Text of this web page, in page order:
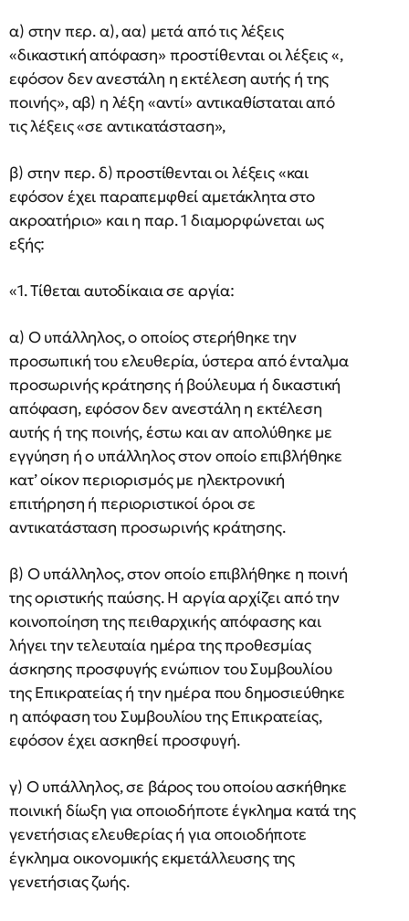
α) στην περ. α), αα) μετά από τις λέξεις
«δικαστική απόφαση» προστίθενται οι λέξεις «,
εφόσον δεν ανεστάλη η εκτέλεση αυτής ή της
ποινής», αβ) η λέξη «αντί» αντικαθίσταται από
τις λέξεις «σε αντικατάσταση»,
β) στην περ. δ) προστίθενται οι λέξεις «και
εφόσον έχει παραπεμφθεί αμετάκλητα στο
ακροατήριο» και η παρ. 1 διαμορφώνεται ως
εξής:
«1. Τίθεται αυτοδίκαια σε αργία:
α) Ο υπάλληλος, ο οποίος στερήθηκε την
προσωπική του ελευθερία, ύστερα από ένταλμα
προσωρινής κράτησης ή βούλευμα ή δικαστική
απόφαση, εφόσον δεν ανεστάλη η εκτέλεση
αυτής ή της ποινής, έστω και αν απολύθηκε με
εγγύηση ή ο υπάλληλος στον οποίο επιβλήθηκε
κατ’ οίκον περιορισμός με ηλεκτρονική
επιτήρηση ή περιοριστικοί όροι σε
αντικατάσταση προσωρινής κράτησης.
β) Ο υπάλληλος, στον οποίο επιβλήθηκε η ποινή
της οριστικής παύσης. Η αργία αρχίζει από την
κοινοποίηση της πειθαρχικής απόφασης και
λήγει την τελευταία ημέρα της προθεσμίας
άσκησης προσφυγής ενώπιον του Συμβουλίου
της Επικρατείας ή την ημέρα που δημοσιεύθηκε
η απόφαση του Συμβουλίου της Επικρατείας,
εφόσον έχει ασκηθεί προσφυγή.
γ) Ο υπάλληλος, σε βάρος του οποίου ασκήθηκε
ποινική δίωξη για οποιοδήποτε έγκλημα κατά της
γενετήσιας ελευθερίας ή για οποιοδήποτε
έγκλημα οικονομικής εκμετάλλευσης της
γενετήσιας ζωής.